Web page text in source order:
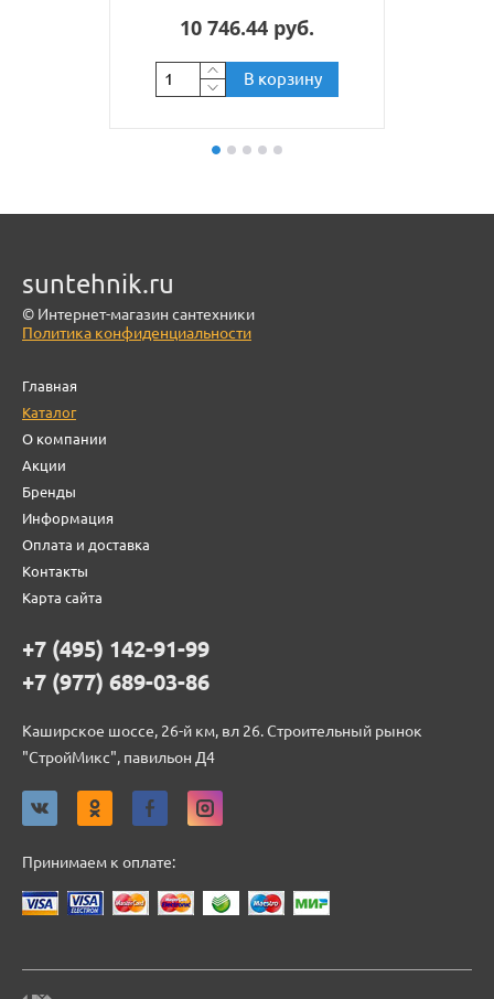
10 746.44 руб.
В корзину
suntehnik.ru
© Интернет-магазин сантехники
Политика конфиденциальности
Главная
Каталог
О компании
Акции
Бренды
Информация
Оплата и доставка
Контакты
Карта сайта
+7 (495) 142-91-99
+7 (977) 689-03-86
Каширское шоссе, 26-й км, вл 26. Строительный рынок
"СтройМикс", павильон Д4
Принимаем к оплате: